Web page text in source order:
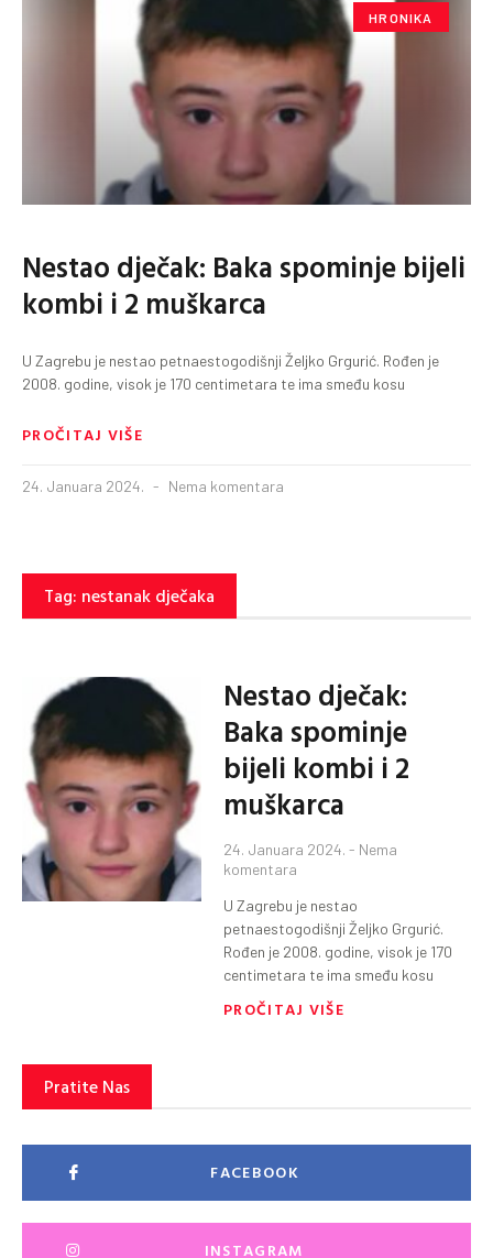
HRONIKA
Nestao dječak: Baka spominje bijeli
kombi i 2 muškarca
U Zagrebu je nestao petnaestogodišnji Željko Grgurić. Rođen je
2008. godine, visok je 170 centimetara te ima smeđu kosu
PROČITAJ VIŠE
24. Januara 2024. Nema komentara
Tag: nestanak dječaka
Nestao dječak:
Baka spominje
bijeli kombi i 2
muškarca
24. Januara 2024. Nema
komentara
U Zagrebu je nestao
petnaestogodišnji Željko Grgurić.
Rođen je 2008. godine, visok je 170
centimetara te ima smeđu kosu
PROČITAJ VIŠE
Pratite Nas
FACEBOOK
INSTAGRAM